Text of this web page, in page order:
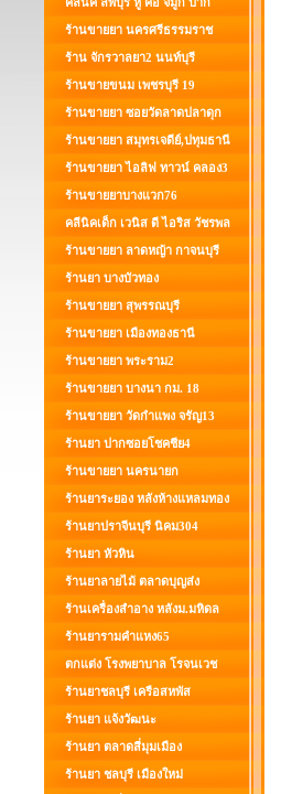
ร้านขายยา นครศรีธรรมราช
ร้าน จักรวาลยา2 นนท์บุรี
ร้านขายขนม เพชรบุรี 19
ร้านขายยา ซอยวัดลาดปลาดุก
ร้านขายยา สมุทรเจดีย์,ปทุมธานี
ร้านขายยา ไอลิฟ ทาวน์ คลอง3
ร้านขายยาบางแวก76
คลีนิคเด็ก เวนิส ดี ไอริส วัชรพล
ร้านขายยา ลาดหญ้า กาจนบุรี
ร้านยา บางบัวทอง
ร้านขายยา สุพรรณบุรี
ร้านขายยา เมืองทองธานี
ร้านขายยา พระราม2
ร้านขายยา บางนา กม. 18
ร้านขายยา วัดกำแพง จรัญ13
ร้านยา ปากซอยโชคชีย4
ร้านขายยา นครนายก
ร้านยาระยอง หลังห้างแหลมทอง
ร้านยาปราจีนบุรี นิคม304
ร้านยา หัวหิน
ร้านยาลายไม้ ตลาดบุญส่ง
ร้านเครื่องสำอาง หลังม.มหิดล
ร้านยารามคำแหง65
ตกแต่ง โรงพยาบาล โรจนเวช
ร้านยาชลบุรี เครือสหพัส
ร้านยา แจ้งวัฒนะ
ร้านยา ตลาดสี่มุมเมือง
ร้านยา ชลบุรี เมืองใหม่